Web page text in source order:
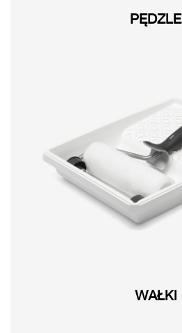
PĘDZLE
WAŁKI